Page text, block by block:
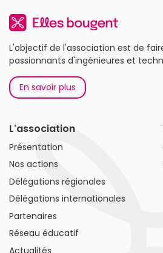
L'objectif de l'association est de
passionnants d'ingénieures et
En savoir plus
L'association
Présentation
Nos actions
Délégations régionales
Délégations internationales
Partenaires
Réseau éducatif
Actualités